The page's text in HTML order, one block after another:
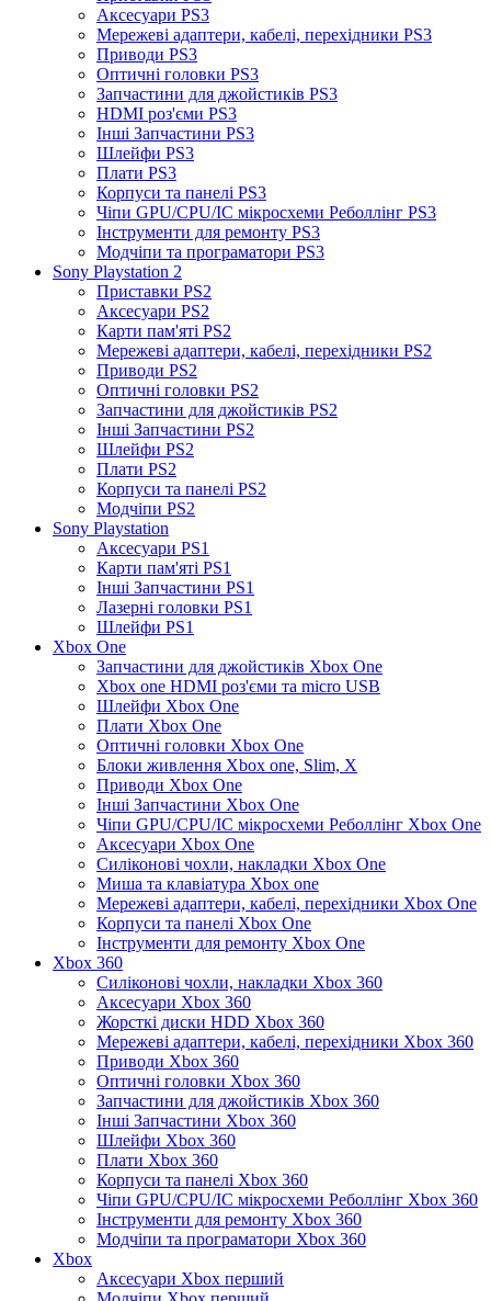
Аксесуари PS3
Мережеві адаптери, кабелі, перехідники PS3
Приводи PS3
Оптичні головки PS3
Запчастини для джойстиків PS3
HDMI роз'єми PS3
Інші Запчастини PS3
Шлейфи PS3
Плати PS3
Корпуси та панелі PS3
Чіпи GPU/CPU/IC мікросхеми Реболлінг PS3
Інструменти для ремонту PS3
Модчіпи та програматори PS3
Sony Playstation 2
Приставки PS2
Аксесуари PS2
Карти пам'яті PS2
Мережеві адаптери, кабелі, перехідники PS2
Приводи PS2
Оптичні головки PS2
Запчастини для джойстиків PS2
Інші Запчастини PS2
Шлейфи PS2
Плати PS2
Корпуси та панелі PS2
Модчіпи PS2
Sony Playstation
Аксесуари PS1
Карти пам'яті PS1
Інші Запчастини PS1
Лазерні головки PS1
Шлейфи PS1
Xbox One
Запчастини для джойстиків Xbox One
Xbox one HDMI роз'єми та micro USB
Шлейфи Xbox One
Плати Xbox One
Оптичні головки Xbox One
Блоки живлення Xbox one, Slim, X
Приводи Xbox One
Інші Запчастини Xbox One
Чіпи GPU/CPU/IC мікросхеми Реболлінг Xbox One
Аксесуари Xbox One
Силіконові чохли, накладки Xbox One
Миша та клавіатура Xbox one
Мережеві адаптери, кабелі, перехідники Xbox One
Корпуси та панелі Xbox One
Інструменти для ремонту Xbox One
Xbox 360
Силіконові чохли, накладки Xbox 360
Аксесуари Xbox 360
Жорсткі диски HDD Xbox 360
Мережеві адаптери, кабелі, перехідники Xbox 360
Приводи Xbox 360
Оптичні головки Xbox 360
Запчастини для джойстиків Xbox 360
Інші Запчастини Xbox 360
Шлейфи Xbox 360
Плати Xbox 360
Корпуси та панелі Xbox 360
Чіпи GPU/CPU/IC мікросхеми Реболлінг Xbox 360
Інструменти для ремонту Xbox 360
Модчіпи та програматори Xbox 360
Xbox
Аксесуари Xbox перший